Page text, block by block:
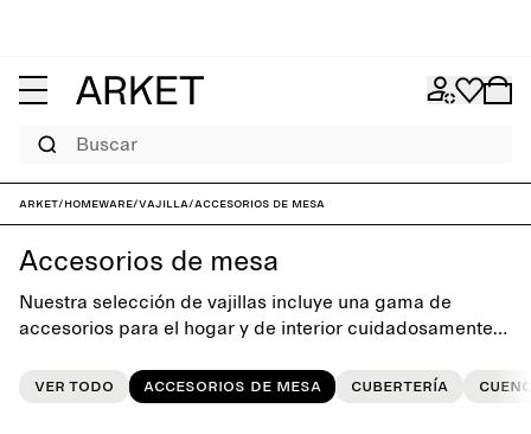
Buscar
ARKET/Homeware/Vajilla/Accesorios de mesa
Accesorios de mesa
Nuestra selección de vajillas incluye una gama de
accesorios para el hogar y de interior cuidadosamente
piezas clásicas y únicas, cada una de ellas diseñada
para una vida cotidiana más bella.
Ver todo Accesorios de mesa Cubertería